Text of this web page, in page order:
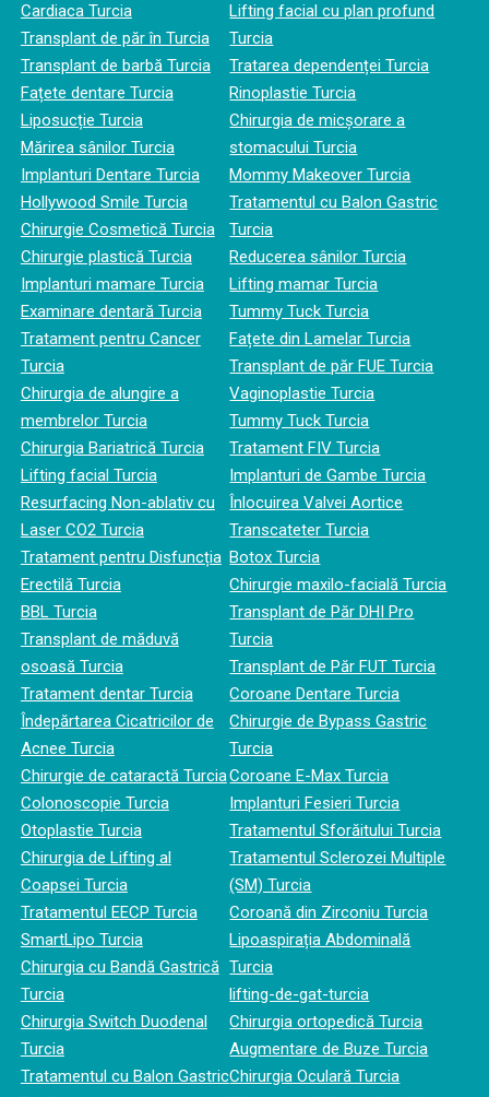
Cardiaca Turcia
Transplant de păr în Turcia
Transplant de barbă Turcia
Fațete dentare Turcia
Liposucție Turcia
Mărirea sânilor Turcia
Implanturi Dentare Turcia
Hollywood Smile Turcia
Chirurgie Cosmetică Turcia
Chirurgie plastică Turcia
Implanturi mamare Turcia
Examinare dentară Turcia
Tratament pentru Cancer
Turcia
Chirurgia de alungire a
membrelor Turcia
Chirurgia Bariatrică Turcia
Lifting facial Turcia
Resurfacing Non-ablativ cu
Laser CO2 Turcia
Tratament pentru Disfuncția
Erectilă Turcia
BBL Turcia
Transplant de măduvă
osoasă Turcia
Tratament dentar Turcia
Îndepărtarea Cicatricilor de
Acnee Turcia
Chirurgie de cataractă Turcia
Colonoscopie Turcia
Otoplastie Turcia
Chirurgia de Lifting al
Coapsei Turcia
Tratamentul EECP Turcia
SmartLipo Turcia
Chirurgia cu Bandă Gastrică
Turcia
Chirurgia Switch Duodenal
Turcia
Tratamentul cu Balon Gastric
Lifting facial cu plan profund
Turcia
Tratarea dependenței Turcia
Rinoplastie Turcia
Chirurgia de micșorare a
stomacului Turcia
Mommy Makeover Turcia
Tratamentul cu Balon Gastric
Turcia
Reducerea sânilor Turcia
Lifting mamar Turcia
Tummy Tuck Turcia
Fațete din Lamelar Turcia
Transplant de păr FUE Turcia
Vaginoplastie Turcia
Tummy Tuck Turcia
Tratament FIV Turcia
Implanturi de Gambe Turcia
Înlocuirea Valvei Aortice
Transcateter Turcia
Botox Turcia
Chirurgie maxilo-facială Turcia
Transplant de Păr DHI Pro
Turcia
Transplant de Păr FUT Turcia
Coroane Dentare Turcia
Chirurgie de Bypass Gastric
Turcia
Coroane E-Max Turcia
Implanturi Fesieri Turcia
Tratamentul Sforăitului Turcia
Tratamentul Sclerozei Multiple
(SM) Turcia
Coroană din Zirconiu Turcia
Lipoaspirația Abdominală
Turcia
lifting-de-gat-turcia
Chirurgia ortopedică Turcia
Augmentare de Buze Turcia
Chirurgia Oculară Turcia